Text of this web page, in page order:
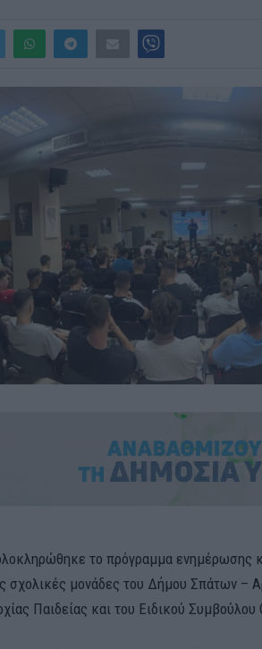
το πρόγραμμα ενημέρωσης
σχολικές μονάδες του Δήμου Σπάτων –
Παιδείας και του Ειδικού